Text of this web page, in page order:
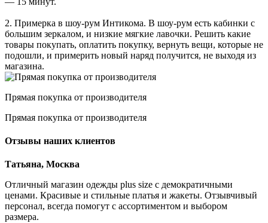
2. Примерка в шоу-рум Интикома. В шоу-рум есть кабинки с
большим зеркалом, и низкие мягкие лавочки. Решить какие
товары покупать, оплатить покупку, вернуть вещи, которые не
подошли, и примерить новый наряд получится, не выходя из
магазина.
Прямая покупка от производителя
Прямая покупка от производителя
Отзывы наших клиентов
Татьяна, Москва
Отличный магазин одежды plus size с демократичными
ценами. Красивые и стильные платья и жакеты. Отзывчивый
персонал, всегда помогут с ассортиментом и выбором
размера.